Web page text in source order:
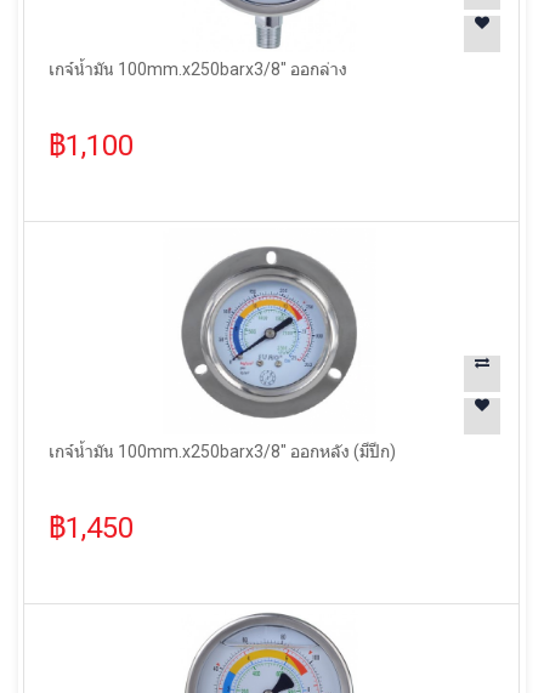
เกจ์น้ำมัน 100mm.x250barx3/8" ออกล่าง
฿1,100
เกจ์น้ำมัน 100mm.x250barx3/8" ออกหลัง (มีปีก)
฿1,450